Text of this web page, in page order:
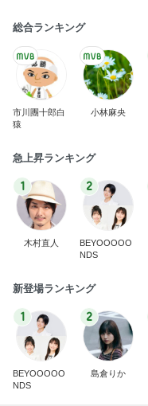
総合ランキング
市川團十郎白
猿
小林麻央
急上昇ランキング
1
木村直人
2
BEYOOOOO
NDS
新登場ランキング
1
BEYOOOOO
NDS
2
島倉りか